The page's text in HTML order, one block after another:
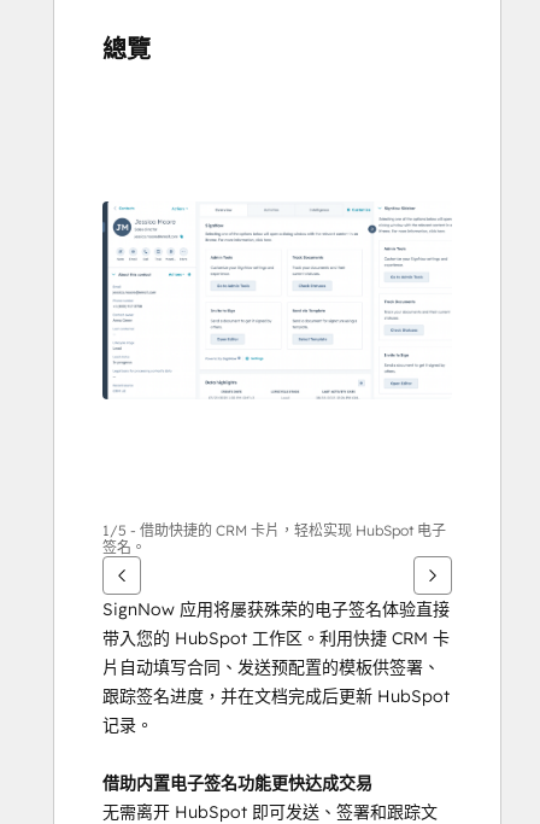
總覽
鍵
查
看
其
他
項
目
1/5 - 借助快捷的 CRM 卡片，轻松实现 HubSpot 电子
签名。
SignNow 应用将屡获殊荣的电子签名体验直接
带入您的 HubSpot 工作区。利用快捷 CRM 卡
片自动填写合同、发送预配置的模板供签署、
跟踪签名进度，并在文档完成后更新 HubSpot
记录。
借助内置电子签名功能更快达成交易
无需离开 HubSpot 即可发送、签署和跟踪文